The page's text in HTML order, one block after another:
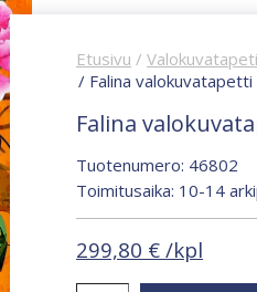
Etusivu /
/ Falina
Falina
Tuotenumero: 46802
Toimitusaika: 10-14
299,80 € /kpl